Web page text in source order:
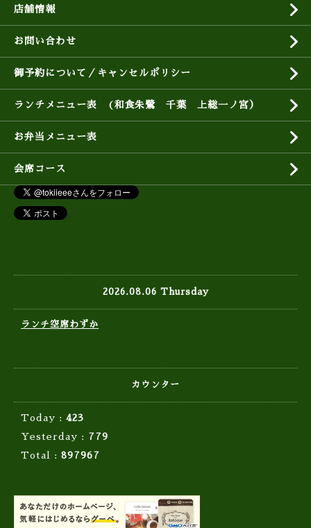
店舗情報
お問い合わせ
御予約について／キャンセルポリシー
ランチメニュー表 (和食朱鷺 千葉 上総一ノ宮）
お弁当メニュー表
会席コース
2026.08.06 Thursday
ランチ空席わずか
カウンター
Today : 423
Yesterday : 779
Total : 897967